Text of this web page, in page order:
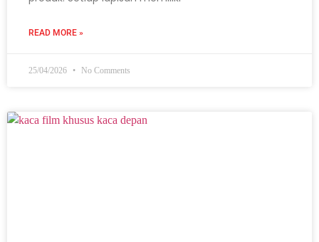
READ MORE »
25/04/2026 No Comments